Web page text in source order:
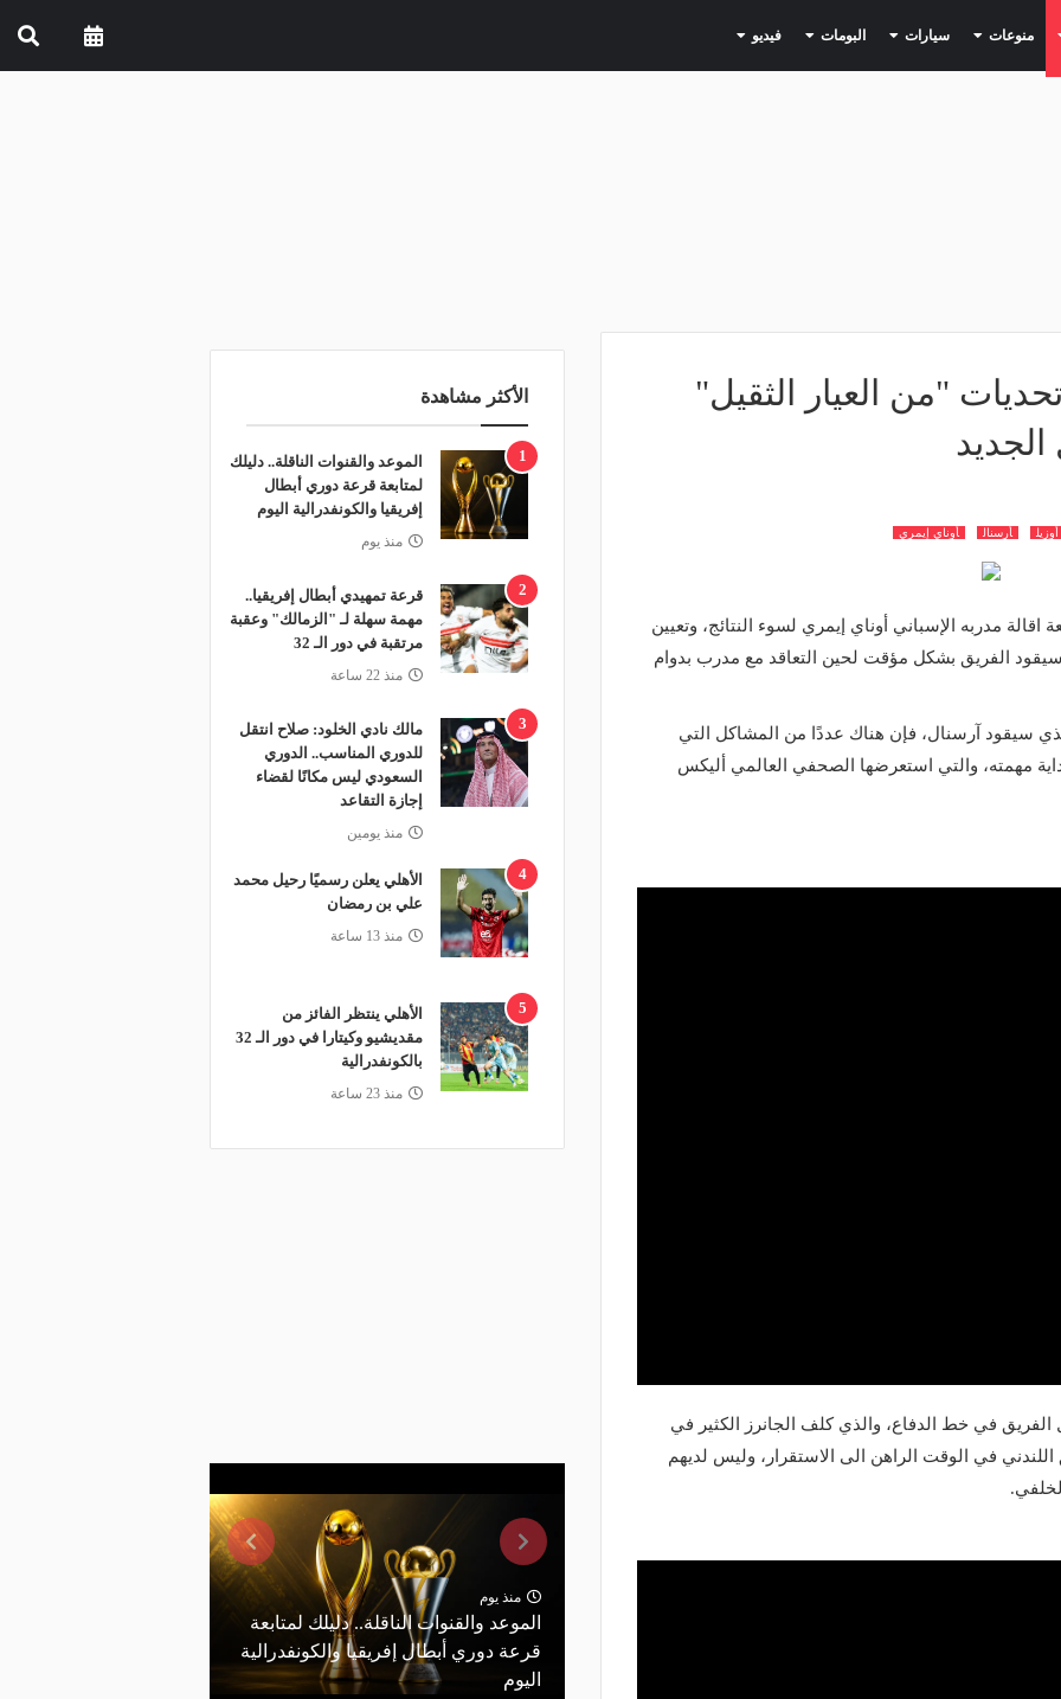
(current) منوعات (current) سيارات (current) البومات (current) فيديو (current)
إقالة إيمري .. 5 تحديات "من العيار الثقيل"
أرسنال أوناي إيمري
اقالة مدربه الإسباني أوناي إيمري لسوء النتائج، وتعيين
سيقود الفريق بشكل مؤقت لحين التعاقد مع مدرب بدوام
سيقود آرسنال، فإن هناك عددًا من المشاكل التي
مهمته، والتي استعرضها الصحفي العالمي أليكس
في خط الدفاع، والذي كلف الجانرز الكثير في
اللندني في الوقت الراهن الى الاستقرار، وليس لديهم
الأكثر مشاهدة
1
الموعد والقنوات الناقلة.. دليلك
لمتابعة قرعة دوري أبطال
إفريقيا والكونفدرالية اليوم
منذ يوم
2
قرعة تمهيدي أبطال إفريقيا..
مهمة سهلة لـ "الزمالك" وعقبة
مرتقبة في دور الـ 32
منذ 22 ساعة
3
مالك نادي الخلود: صلاح انتقل
للدوري المناسب.. الدوري
السعودي ليس مكانًا لقضاء
إجازة التقاعد
منذ يومين
4
الأهلي يعلن رسميًا رحيل محمد
علي بن رمضان
منذ 13 ساعة
5
الأهلي ينتظر الفائز من
مقديشيو وكيتارا في دور الـ 32
بالكونفدرالية
منذ 23 ساعة
منذ يوم
الموعد والقنوات الناقلة.. دليلك لمتابعة
قرعة دوري أبطال إفريقيا والكونفدرالية
اليوم